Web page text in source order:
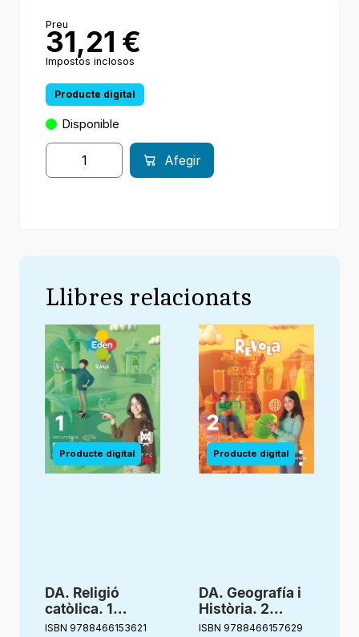
Preu
31,21 €
Impostos inclosos
Producte digital
Disponible
Afegir
Llibres relacionats
DA. Religió
catòlica. 1
Secundaria
ISBN 9788466153621
DA. Geografía i
Història. 2
Secundaria.
ISBN 9788466157629